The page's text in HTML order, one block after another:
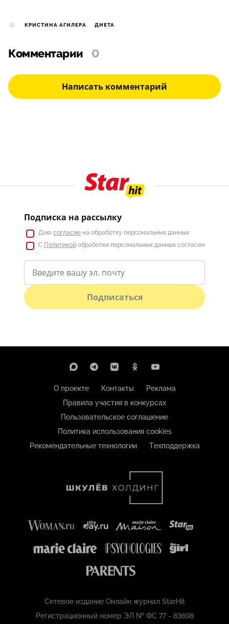
КРИСТИНА АГИЛЕРА ДИЕТА
Комментарии 0
Написать комментарий
Подписка на рассылку
Даю согласие на обработку персональных данных
С Политикой обработки персональных данных согласен
Подписаться
О проекте Контакты
Реклама
Правила участия в конкурсах
Пользовательское соглашение
Политика использования cookies
Рекомендательные технологии
Техподдержка
Сетевое издание Онлайн журнал StarHit
Регистрационный номер ЭЛ № ФС 77 - 83698